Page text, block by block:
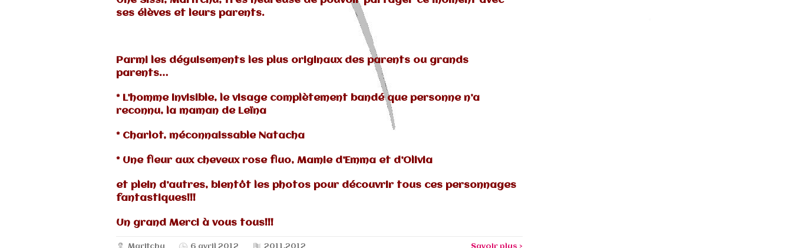
ses élèves et leurs parents.
Parmi les déguisements les plus originaux des parents ou grands
parents…
* L’homme invisible, le visage complètement bandé que personne n’a
reconnu, la maman de Leïna
* Charlot, méconnaissable Natacha
* Une fleur aux cheveux rose fluo, Mamie d’Emma et d’Olivia
et plein d’autres, bientôt les photos pour découvrir tous ces personnages
fantastiques!!!
Un grand Merci à vous tous!!!